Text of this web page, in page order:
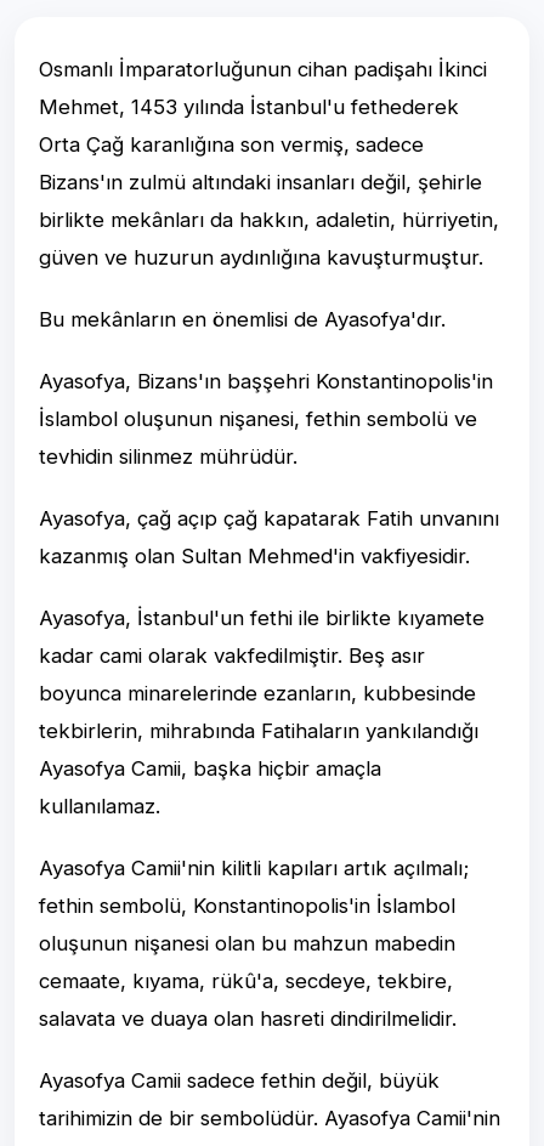
Osmanlı İmparatorluğunun cihan padişahı İkinci
Mehmet, 1453 yılında İstanbul'u fethederek
Orta Çağ karanlığına son vermiş, sadece
Bizans'ın zulmü altındaki insanları değil, şehirle
birlikte mekânları da hakkın, adaletin, hürriyetin,
güven ve huzurun aydınlığına kavuşturmuştur.
Bu mekânların en önemlisi de Ayasofya'dır.
Ayasofya, Bizans'ın başşehri Konstantinopolis'in
İslambol oluşunun nişanesi, fethin sembolü ve
tevhidin silinmez mührüdür.
Ayasofya, çağ açıp çağ kapatarak Fatih unvanını
kazanmış olan Sultan Mehmed'in vakfiyesidir.
Ayasofya, İstanbul'un fethi ile birlikte kıyamete
kadar cami olarak vakfedilmiştir. Beş asır
boyunca minarelerinde ezanların, kubbesinde
tekbirlerin, mihrabında Fatihaların yankılandığı
Ayasofya Camii, başka hiçbir amaçla
kullanılamaz.
Ayasofya Camii'nin kilitli kapıları artık açılmalı;
fethin sembolü, Konstantinopolis'in İslambol
oluşunun nişanesi olan bu mahzun mabedin
cemaate, kıyama, rükû'a, secdeye, tekbire,
salavata ve duaya olan hasreti dindirilmelidir.
Ayasofya Camii sadece fethin değil, büyük
tarihimizin de bir sembolüdür. Ayasofya Camii'nin